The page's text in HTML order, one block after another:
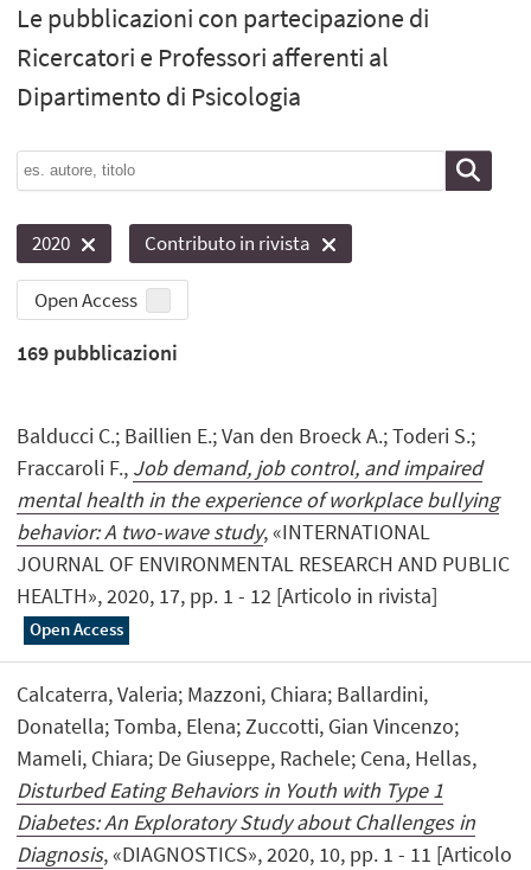
Le pubblicazioni con partecipazione di
Ricercatori e Professori afferenti al
Dipartimento di Psicologia
2020 Contributo in rivista
Open Access
169 pubblicazioni
Balducci C.; Baillien E.; Van den Broeck A.; Toderi S.;
Fraccaroli F., Job demand, job control, and impaired
mental health in the experience of workplace bullying
behavior: A two-wave study, «INTERNATIONAL
JOURNAL OF ENVIRONMENTAL RESEARCH AND PUBLIC
HEALTH», 2020, 17, pp. 1 - 12 [Articolo in rivista]
Open Access
Calcaterra, Valeria; Mazzoni, Chiara; Ballardini,
Donatella; Tomba, Elena; Zuccotti, Gian Vincenzo;
Mameli, Chiara; De Giuseppe, Rachele; Cena, Hellas,
Disturbed Eating Behaviors in Youth with Type 1
Diabetes: An Exploratory Study about Challenges in
Diagnosis, «DIAGNOSTICS», 2020, 10, pp. 1 - 11 [Articolo